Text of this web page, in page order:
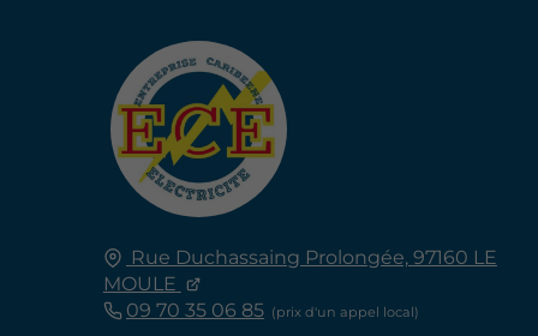
Rue Duchassaing Prolongée, 97160 LE
MOULE
09 70 35 06 85